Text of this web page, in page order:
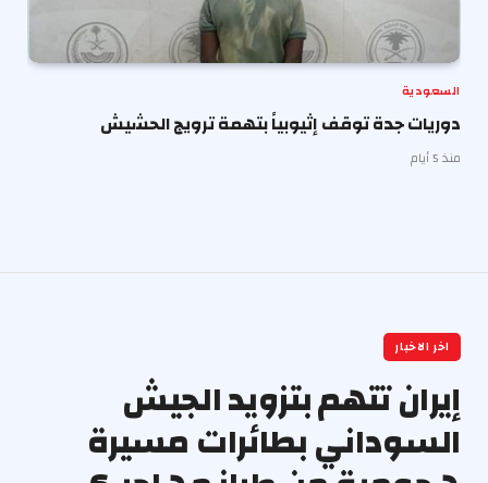
السعودية
دوريات جدة توقف إثيوبياً بتهمة ترويج الحشيش
منذ 5 أيام
اخر الاخبار
إيران تتهم بتزويد الجيش
السوداني بطائرات مسيرة